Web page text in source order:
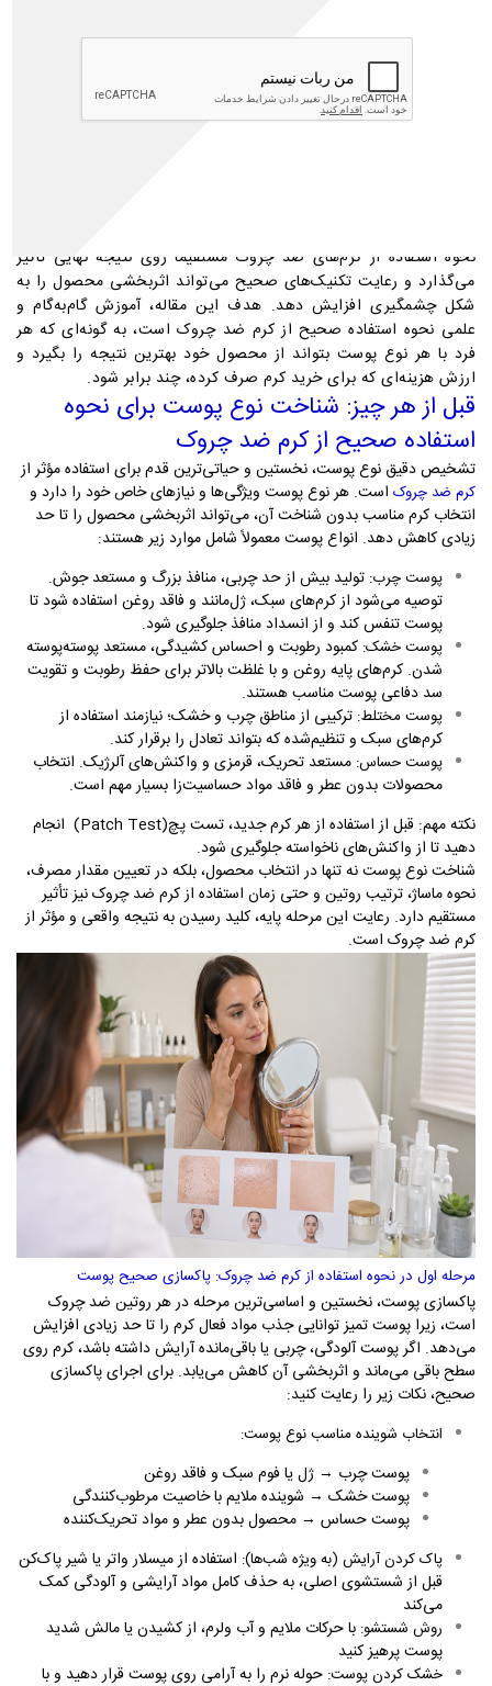
نحوه استفاده از کرم‌های ضد چروک مستقیماً روی نتیجه نهایی تأثیر
می‌گذارد و رعایت تکنیک‌های صحیح می‌تواند اثربخشی محصول را به
شکل چشمگیری افزایش دهد. هدف این مقاله، آموزش گام‌به‌گام و
علمی نحوه استفاده صحیح از کرم ضد چروک است، به گونه‌ای که هر
فرد با هر نوع پوست بتواند از محصول خود بهترین نتیجه را بگیرد و
ارزش هزینه‌ای که برای خرید کرم صرف کرده، چند برابر شود.
قبل از هر چیز: شناخت نوع پوست برای نحوه
استفاده صحیح از کرم ضد چروک
تشخیص دقیق نوع پوست، نخستین و حیاتی‌ترین قدم برای استفاده مؤثر از
کرم ضد چروک است. هر نوع پوست ویژگی‌ها و نیازهای خاص خود را دارد و
انتخاب کرم مناسب بدون شناخت آن، می‌تواند اثربخشی محصول را تا حد
زیادی کاهش دهد. انواع پوست معمولاً شامل موارد زیر هستند:
پوست چرب: تولید بیش از حد چربی، منافذ بزرگ و مستعد جوش.
توصیه می‌شود از کرم‌های سبک، ژل‌مانند و فاقد روغن استفاده شود تا
پوست تنفس کند و از انسداد منافذ جلوگیری شود.
پوست خشک: کمبود رطوبت و احساس کشیدگی، مستعد پوسته‌پوسته
شدن. کرم‌های پایه روغن و با غلظت بالاتر برای حفظ رطوبت و تقویت
سد دفاعی پوست مناسب هستند.
پوست مختلط: ترکیبی از مناطق چرب و خشک؛ نیازمند استفاده از
کرم‌های سبک و تنظیم‌شده که بتواند تعادل را برقرار کند.
پوست حساس: مستعد تحریک، قرمزی و واکنش‌های آلرژیک. انتخاب
محصولات بدون عطر و فاقد مواد حساسیت‌زا بسیار مهم است.
نکته مهم: قبل از استفاده از هر کرم جدید، تست پچ(Patch Test) انجام
دهید تا از واکنش‌های ناخواسته جلوگیری شود.
شناخت نوع پوست نه تنها در انتخاب محصول، بلکه در تعیین مقدار مصرف،
نحوه ماساژ، ترتیب روتین و حتی زمان استفاده از کرم ضد چروک نیز تأثیر
مستقیم دارد. رعایت این مرحله پایه، کلید رسیدن به نتیجه واقعی و مؤثر از
کرم ضد چروک است.
مرحله اول در نحوه استفاده از کرم ضد چروک: پاکسازی صحیح پوست
پاکسازی پوست، نخستین و اساسی‌ترین مرحله در هر روتین ضد چروک
است، زیرا پوست تمیز توانایی جذب مواد فعال کرم را تا حد زیادی افزایش
می‌دهد. اگر پوست آلودگی، چربی یا باقی‌مانده آرایش داشته باشد، کرم روی
سطح باقی می‌ماند و اثربخشی آن کاهش می‌یابد. برای اجرای پاکسازی
صحیح، نکات زیر را رعایت کنید:
انتخاب شوینده مناسب نوع پوست:
پوست چرب → ژل یا فوم سبک و فاقد روغن
پوست خشک → شوینده ملایم با خاصیت مرطوب‌کنندگی
پوست حساس → محصول بدون عطر و مواد تحریک‌کننده
پاک کردن آرایش (به ویژه شب‌ها): استفاده از میسلار واتر یا شیر پاک‌کن
قبل از شستشوی اصلی، به حذف کامل مواد آرایشی و آلودگی کمک
می‌کند
روش شستشو: با حرکات ملایم و آب ولرم، از کشیدن یا مالش شدید
پوست پرهیز کنید
خشک کردن پوست: حوله نرم را به آرامی روی پوست قرار دهید و با